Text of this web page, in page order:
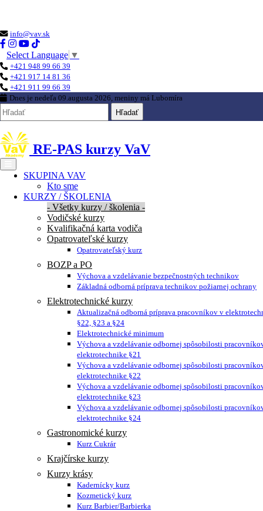
info@vav.sk
Select Language ▼
+421 948 99 66 39
+421 917 14 81 36
+421 911 99 66 39
Dnes je nedeľa 09.augusta 2026, meniny má Lubomíra
Hľadať
RE-PAS kurzy VaV
SKUPINA VAV
Kto sme
KURZY / ŠKOLENIA
- Všetky kurzy / školenia -
Vodičské kurzy
Kvalifikačná karta vodiča
Opatrovateľské kurzy
Opatrovateľský kurz
BOZP a PO
Výchova a vzdelávanie bezpečnostných technikov
Základná odborná príprava technikov požiarnej ochrany
Elektrotechnické kurzy
Aktualizačná odborná príprava pracovníkov v
§22, §23 a §24
Elektrotechnické minimum
Výchova a vzdelávanie odbornej spôsobilosti
elektrotechnike §21
Výchova a vzdelávanie odbornej spôsobilosti
elektrotechnike §22
Výchova a vzdelávanie odbornej spôsobilosti
elektrotechnike §23
Výchova a vzdelávanie odbornej spôsobilosti
elektrotechnike §24
Gastronomické kurzy
Kurz Cukrár
Krajčírske kurzy
Kurzy krásy
Kadernícky kurz
Kozmetický kurz
Kurz Barbier/Barbierka